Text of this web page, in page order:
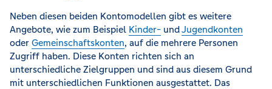
Neben diesen beiden Kontomodellen gibt es weitere
Angebote, wie zum Beispiel Kinder- undJugendkonten
oder Gemeinschaftskonten, auf die mehrere Personen
Zugriff haben. Diese Konten richten sich an
unterschiedliche Zielgruppen und sind aus diesem Grund
mit unterschiedlichen Funktionen ausgestattet. Das